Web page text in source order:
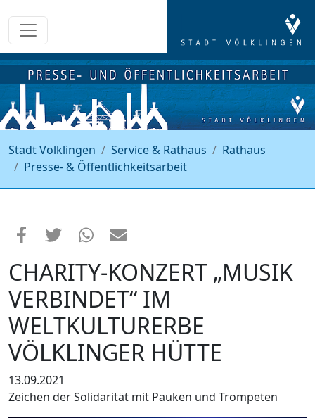
Stadt Völklingen Service & Rathaus
Rathaus
Presse- & Öffentlichkeitsarbeit
CHARITY-KONZERT „MUSIK
VERBINDET“ IM
WELTKULTURERBE
VÖLKLINGER HÜTTE
13.09.2021
Zeichen der Solidarität mit Pauken und Trompeten